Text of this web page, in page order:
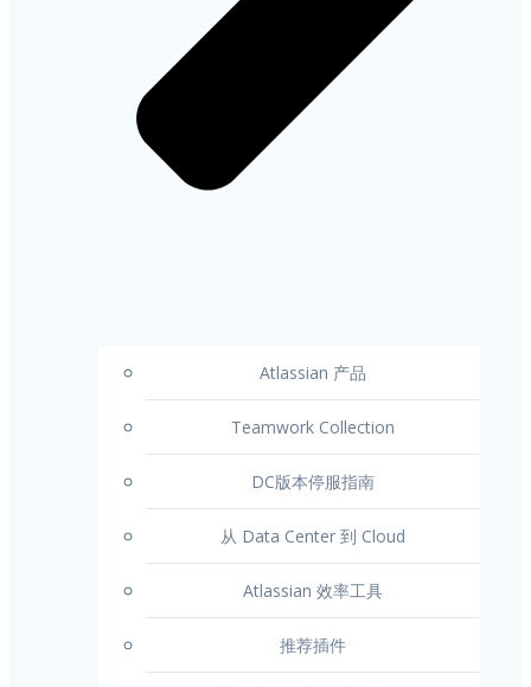
Atlassian 产品
Teamwork Collection
DC版本停服指南
从 Data Center 到 Cloud
Atlassian 效率工具
推荐插件